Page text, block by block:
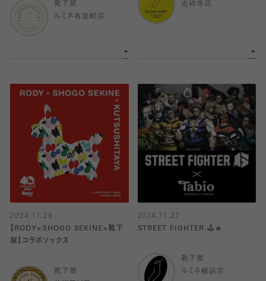
靴下屋
ルミネ有楽町店
吉祥寺店
2024.11.29
【RODY×SHOGO SEKINE×靴下
屋】コラボソックス
靴下屋
2024.11.27
STREET FIGHTER 🕹🔥
靴下屋
ルミネ横浜店